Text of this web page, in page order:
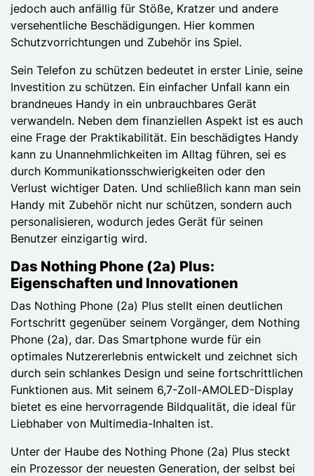
jedoch auch anfällig für Stöße, Kratzer und andere
versehentliche Beschädigungen. Hier kommen
Schutzvorrichtungen und Zubehör ins Spiel.
Sein Telefon zu schützen bedeutet in erster Linie, seine
Investition zu schützen. Ein einfacher Unfall kann ein
brandneues Handy in ein unbrauchbares Gerät
verwandeln. Neben dem finanziellen Aspekt ist es auch
eine Frage der Praktikabilität. Ein beschädigtes Handy
kann zu Unannehmlichkeiten im Alltag führen, sei es
durch Kommunikationsschwierigkeiten oder den
Verlust wichtiger Daten. Und schließlich kann man sein
Handy mit Zubehör nicht nur schützen, sondern auch
personalisieren, wodurch jedes Gerät für seinen
Benutzer einzigartig wird.
Das Nothing Phone (2a) Plus:
Eigenschaften und Innovationen
Das Nothing Phone (2a) Plus stellt einen deutlichen
Fortschritt gegenüber seinem Vorgänger, dem Nothing
Phone (2a), dar. Das Smartphone wurde für ein
optimales Nutzererlebnis entwickelt und zeichnet sich
durch sein schlankes Design und seine fortschrittlichen
Funktionen aus. Mit seinem 6,7-Zoll-AMOLED-Display
bietet es eine hervorragende Bildqualität, die ideal für
Liebhaber von Multimedia-Inhalten ist.
Unter der Haube des Nothing Phone (2a) Plus steckt
ein Prozessor der neuesten Generation, der selbst bei